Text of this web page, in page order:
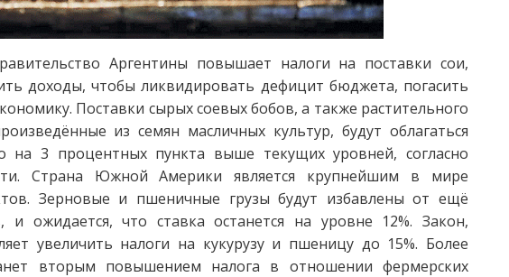
Аргентины повышает налоги на поставки сои,
доходы, чтобы ликвидировать дефицит бюджета, погасить
Поставки сырых соевых бобов, а также растительного
из семян масличных культур, будут облагаться
на 3 процентных пункта выше текущих уровней, согласно
Страна Южной Америки является крупнейшим в мире
Зерновые и пшеничные грузы будут избавлены от ещё
ожидается, что ставка останется на уровне 12%. Закон,
увеличить налоги на кукурузу и пшеницу до 15%. Более
вторым повышением налога в отношении фермерских